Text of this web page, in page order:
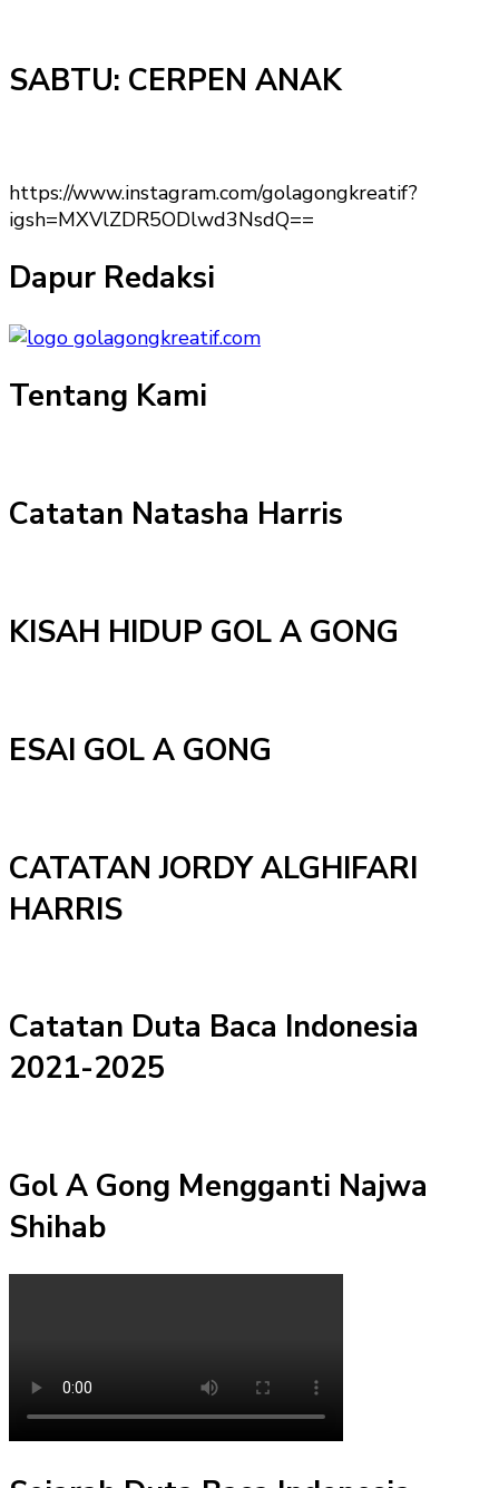
SABTU: CERPEN ANAK
https://www.instagram.com/golagongkreatif?
igsh=MXVlZDR5ODlwd3NsdQ==
Dapur Redaksi
Tentang Kami
Catatan Natasha Harris
KISAH HIDUP GOL A GONG
ESAI GOL A GONG
CATATAN JORDY ALGHIFARI
HARRIS
Catatan Duta Baca Indonesia
2021-2025
Gol A Gong Mengganti Najwa
Shihab